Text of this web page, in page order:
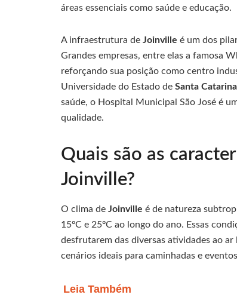
áreas essenciais como saúde e educação.
A infraestrutura de Joinville é um dos
Grandes empresas, entre elas a famosa
reforçando sua posição como centro
Universidade do Estado de Santa Catarina
saúde, o Hospital Municipal São José é
qualidade.
Quais são as
Joinville?
O clima de Joinville é de natureza
15ºC e 25ºC ao longo do ano. Essas
desfrutarem das diversas atividades ao
cenários ideais para caminhadas e
Leia Também